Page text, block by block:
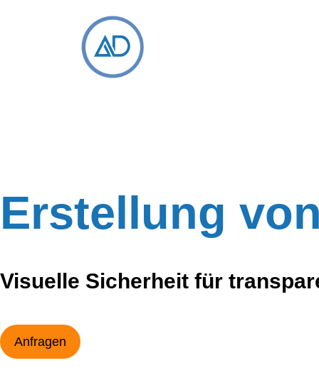
Erstellung
Visuelle Sicherheit für
Anfragen